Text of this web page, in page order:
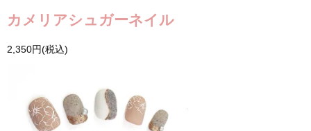
カメリアシュガーネイル
2,350円(税込)